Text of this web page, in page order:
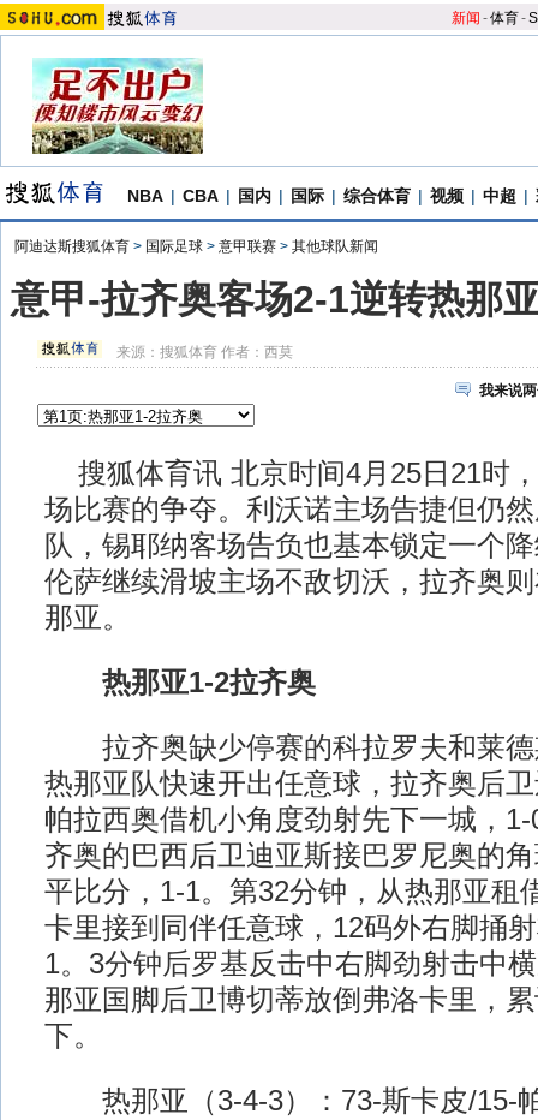
新闻 -体育-S
NBA | CBA | 国内 | 国际 | 综合体育 | 视频 | 中超 |
阿迪达斯搜狐体育 > 国际足球 > 意甲联赛 > 其他球队新闻
意甲-拉齐奥客场2-1逆转热那
来源：搜狐体育 作者：西莫
我来说
搜狐体育讯 北京时间4月25日21时
场比赛的争夺。利沃诺主场告捷但仍
队，锡耶纳客场告负也基本锁定一个
伦萨继续滑坡主场不敌切沃，拉齐奥
那亚。
热那亚1-2拉齐奥
拉齐奥缺少停赛的科拉罗夫和莱德
热那亚队快速开出任意球，拉齐奥后
帕拉西奥借机小角度劲射先下一城，
齐奥的巴西后卫迪亚斯接巴罗尼奥的
平比分，1-1。第32分钟，从热那亚租
卡里接到同伴任意球，12码外右脚捅
1。3分钟后罗基反击中右脚劲射击中
那亚国脚后卫博切蒂放倒弗洛卡里，
下。
热那亚（3-4-3）：73-斯卡皮/15-